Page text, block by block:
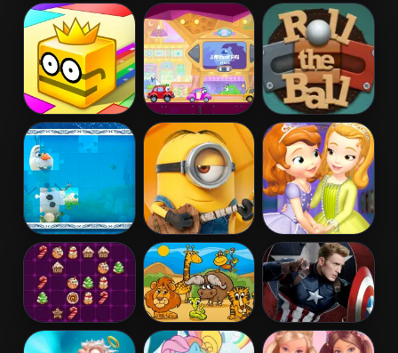
Soccer Mover Miraculous
Ladybug Puzzle
Soccer Mover
2015
Paper.io 2 Wheely 6:
Fairytale
Roll The Ball
Online
Frozen Jigsaw
Puzzle
Minion Jigsaw
Puzzle
Sofia And
Friends Jigsaw
Puzzle
Drop Match 3 Kids Puzzle Captain